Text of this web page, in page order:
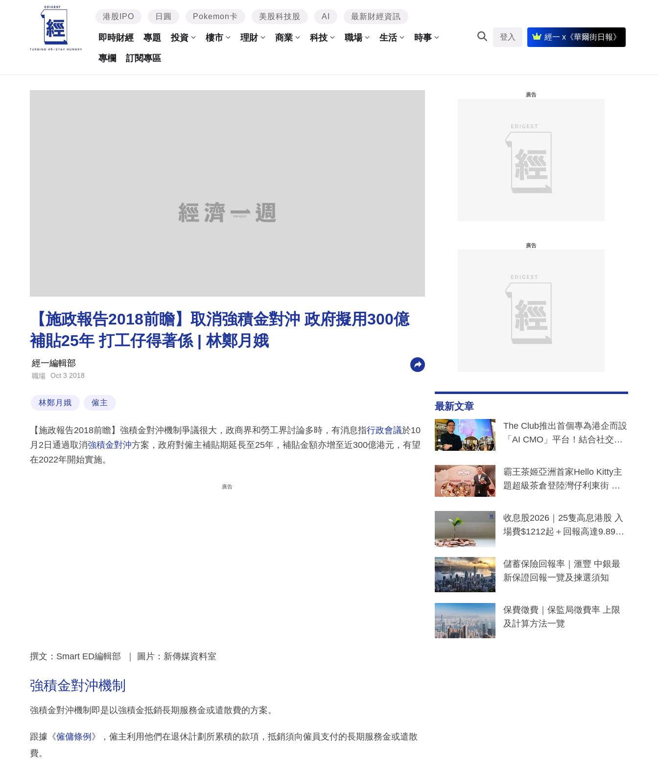
港股IPO 日圓 Pokemon卡 美股科技股 AI 最新財經資訊
即時財經 專題 投資 樓市 理財 商業 科技 職場 生活 時事
專欄 訂閱專區
登入 經一 x《華爾街日報》
【施政報告2018前瞻】取消強積金對沖 政府擬用300億
補貼25年 打工仔得著係 | 林鄭月娥
經一編輯部
職場 Oct 3 2018
林鄭月娥 僱主
【施政報告2018前瞻】強積金對沖機制爭議很大，政商界和勞工界討論多時，有消息指行政會議於10
月2日通過取消強積金對沖方案，政府對僱主補貼期延長至25年，補貼金額亦增至近300億港元，有望
在2022年開始實施。
廣告
撰文：Smart ED編輯部 ｜ 圖片：新傳媒資料室
強積金對沖機制
強積金對沖機制即是以強積金抵銷長期服務金或遣散費的方案。
跟據《僱傭條例 》，僱主利用他們在退休計劃所累積的款項，抵銷須向僱員支付的長期服務金或遣散
費。
廣告
廣告
最新文章
The Club推出首個專為港企而設
「AI CMO」平台！結合社交聆
分鐘生成「貼地」宣傳短片
霸王茶姬亞洲首家Hello Kitty主
題超級茶倉登陸灣仔利東街 推
y及香港限定特調系列
收息股2026｜25隻高息港股 入
場費$1212起＋回報高達9.89
儲蓄保險回報率｜滙豐 中銀最
新保證回報一覽及揀選須知
保費徵費｜保監局徵費率 上限
及計算方法一覽